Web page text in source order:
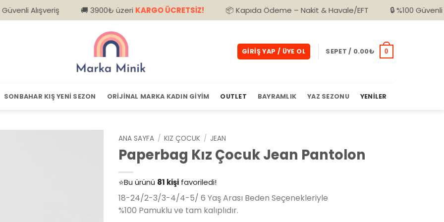
🚚 3900₺ üzeriKARGO ÜCRETSİZ! 📦 Kapıda Ödeme – Nakit & Havale/EFT 🔒 %100 Güvenli Alışveriş
GIRIŞ YAP / ÜYE OL SEPET / 0.00₺ 0
SONBAHAR KIŞ YENI SEZON ORIJINAL MARKA KADIN GIYIM OUTLET BAYRAMLIK YAZ SEZONU YENILER
ANA SAYFA / KIZ ÇOCUK / JEAN
Paperbag Kız Çocuk Jean Pantolon
👀Şu an
⭐️Bu ürünü 81 kişi favoriledi!
🛒39 kişisepetine ekledi!
✅Bugün14 adetsatıldı
18-24/2-3/3-4/4-5/ 6 Yaş Arası Beden Seçenekleriyle
%100 Pamuklu ve tam kalıplıdır.